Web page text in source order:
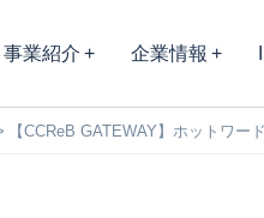
事業紹介 企業情報
【CCReB GATEWAY】ホットワ